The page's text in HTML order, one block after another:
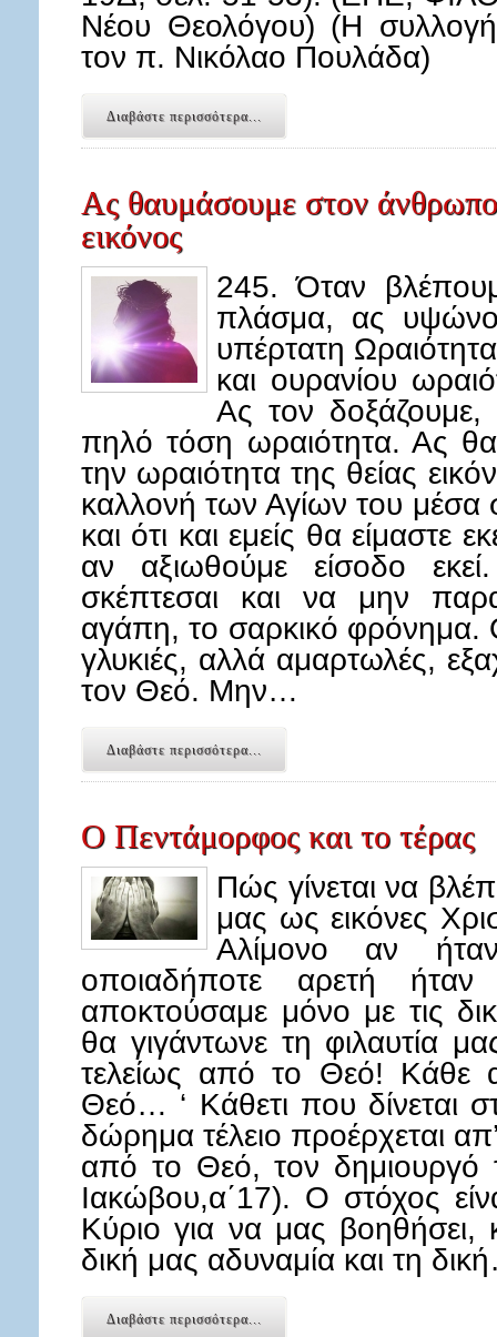
Νέου Θεολόγου) (Η
τον π. Νικόλαο Πουλάδα)
Διαβάστε περισσότερα...
Ας θαυμάσουμε στον άνθρωπο
εικόνος
245. Όταν
πλάσμα, ας
υπέρτατη
και ουρανίου
Ας τον
πηλό τόση ωραιότητα. Ας
την ωραιότητα της θείας
καλλονή των Αγίων του μέσα
και ότι και εμείς θα είμαστε
αν αξιωθούμε είσοδο
σκέπτεσαι και να μην
αγάπη, το σαρκικό φρόνημα.
γλυκιές, αλλά αμαρτωλές,
τον Θεό. Μην…
Διαβάστε περισσότερα...
Ο Πεντάμορφος και το τέρας
Πώς γίνεται να
μας ως εικόνες
Αλίμονο αν
οποιαδήποτε αρετή
αποκτούσαμε μόνο με τις
θα γιγάντωνε τη φιλαυτία
τελείως από το Θεό! Κάθε
Θεό… ‘ Κάθετι που δίνεται
δώρημα τέλειο προέρχεται
από το Θεό, τον
Ιακώβου,α΄17). Ο στόχος
Κύριο για να μας βοηθήσει,
δική μας αδυναμία και τη
Διαβάστε περισσότερα...